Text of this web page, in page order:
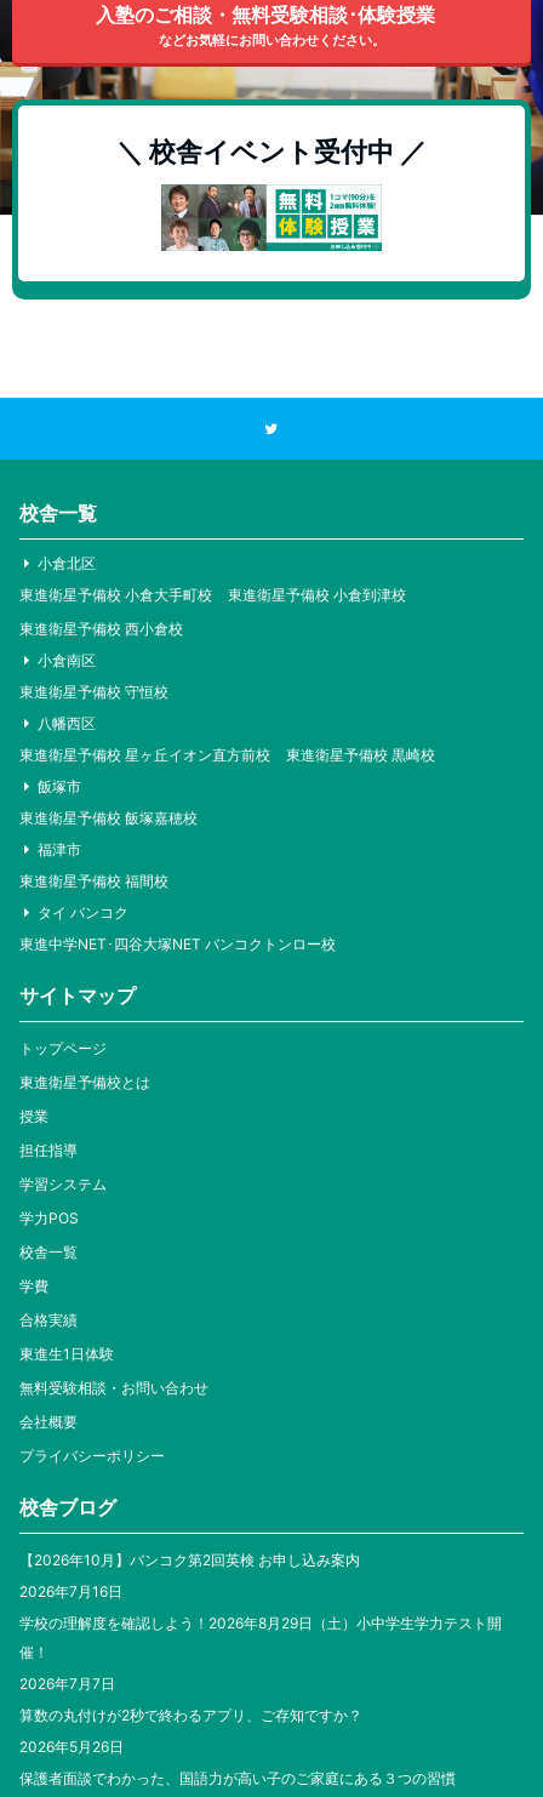
入塾のご相談・無料受験相談･体験授業
などお気軽にお問い合わせください。
＼ 校舎イベント受付中 ／
校舎一覧
小倉北区
東進衛星予備校 小倉大手町校
東進衛星予備校 小倉到津校
東進衛星予備校 西小倉校
小倉南区
東進衛星予備校 守恒校
八幡西区
東進衛星予備校 星ヶ丘イオン直方前校
東進衛星予備校 黒崎校
飯塚市
東進衛星予備校 飯塚嘉穂校
福津市
東進衛星予備校 福間校
タイ バンコク
東進中学NET･四谷大塚NET バンコクトンロー校
サイトマップ
トップページ
東進衛星予備校とは
授業
担任指導
学習システム
学力POS
校舎一覧
学費
合格実績
東進生1日体験
無料受験相談・お問い合わせ
会社概要
プライバシーポリシー
校舎ブログ
【2026年10月】バンコク第2回英検 お申し込み案内
2026年7月16日
学校の理解度を確認しよう！2026年8月29日（土）小中学生学力テスト開
催！
2026年7月7日
算数の丸付けが2秒で終わるアプリ、ご存知ですか？
2026年5月26日
保護者面談でわかった、国語力が高い子のご家庭にある３つの習慣